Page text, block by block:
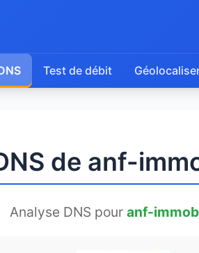
Test de débit
de anf-
Analyse DNS pour anf-